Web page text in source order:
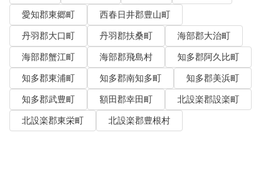
愛知郡東郷町
西春日井郡豊山町
丹羽郡大口町
丹羽郡扶桑町
海部郡大治町
海部郡蟹江町
海部郡飛島村
知多郡阿久比町
知多郡東浦町
知多郡南知多町
知多郡美浜町
知多郡武豊町
額田郡幸田町
北設楽郡設楽町
北設楽郡東栄町
北設楽郡豊根村